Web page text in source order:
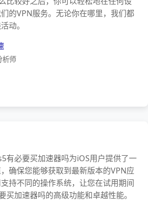
的VPN服务。无论你在哪里，我们都
动。
析师
有必要买加速器吗为iOS用户提供了一
确保您能够获取到最新版本的VPN应
持不同的操作系统，让您在试用期间
买加速器吗的高级功能和卓越性能。